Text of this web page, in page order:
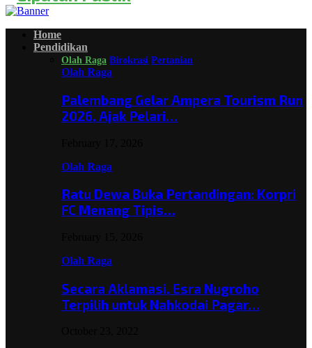
Home
Pendidikan
Olah Raga Birokrasi Pertanian
Olah Raga
Palembang Gelar Ampera Tourism Run
2026, Ajak Pelari…
Olah Raga
Ratu Dewa Buka Pertandingan: Korpri
FC Menang Tipis…
Olah Raga
Secara Aklamasi, Esra Nugroho
Terpilih untuk Nahkodai Pagar…